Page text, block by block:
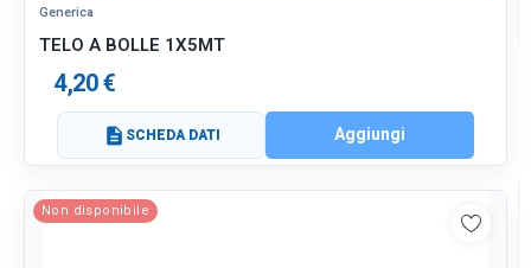
Generica
TELO A BOLLE 1X5MT
4,20 €
description SCHEDA DATI Aggiungi
Non disponibile